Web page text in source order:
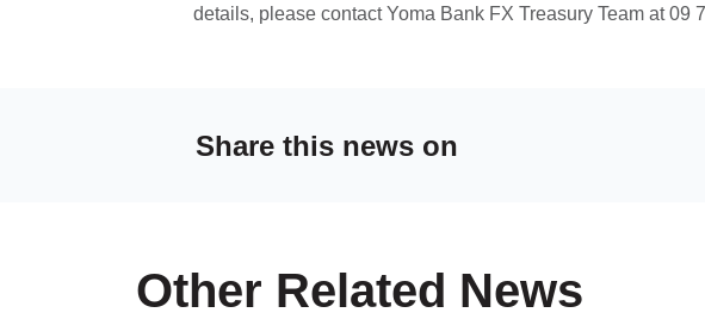
details, please contact Yoma Bank FX Treasury Team at 09
Share this news on
Other Related News